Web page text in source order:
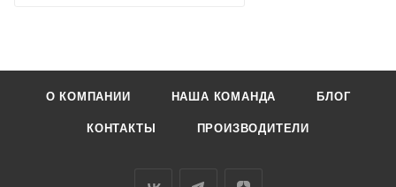
О КОМПАНИИ НАША КОМАНДА БЛОГ
КОНТАКТЫ ПРОИЗВОДИТЕЛИ